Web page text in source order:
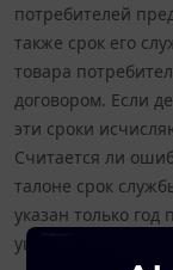
потребителей
также срок его
товара
договором. Если
эти сроки
Считается ли
талоне срок
указан только год
ущемлением прав